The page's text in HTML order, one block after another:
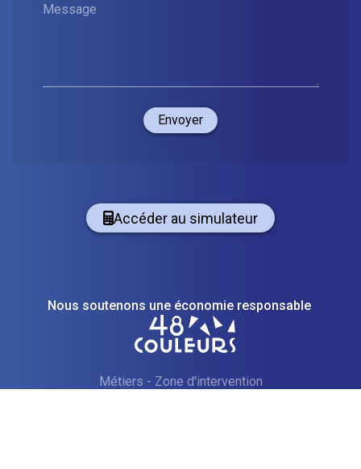
Message
Envoyer
Accéder au simulateur
Nous soutenons une économie responsable
Métiers - Zone d'intervention